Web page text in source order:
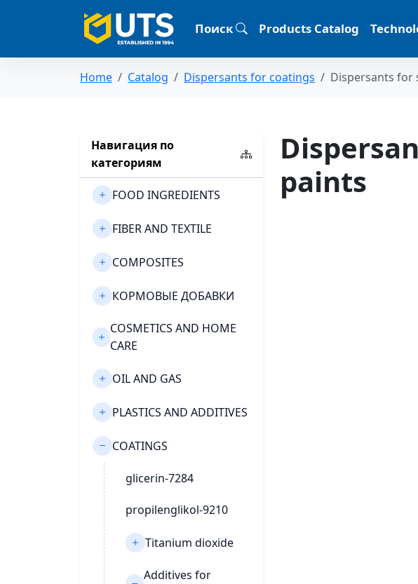
Поиск Products Catalog
Home Catalog Dispersants for coatings Dispersants for
Навигация по
категориям
FOOD INGREDIENTS
FIBER AND TEXTILE
COMPOSITES
КОРМОВЫЕ ДОБАВКИ
COSMETICS AND HOME
CARE
OIL AND GAS
PLASTICS AND ADDITIVES
COATINGS
glicerin-7284
propilenglikol-9210
Titanium dioxide
Additives for
paints